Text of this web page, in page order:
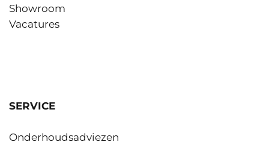
Showroom
Vacatures
SERVICE
Onderhoudsadviezen